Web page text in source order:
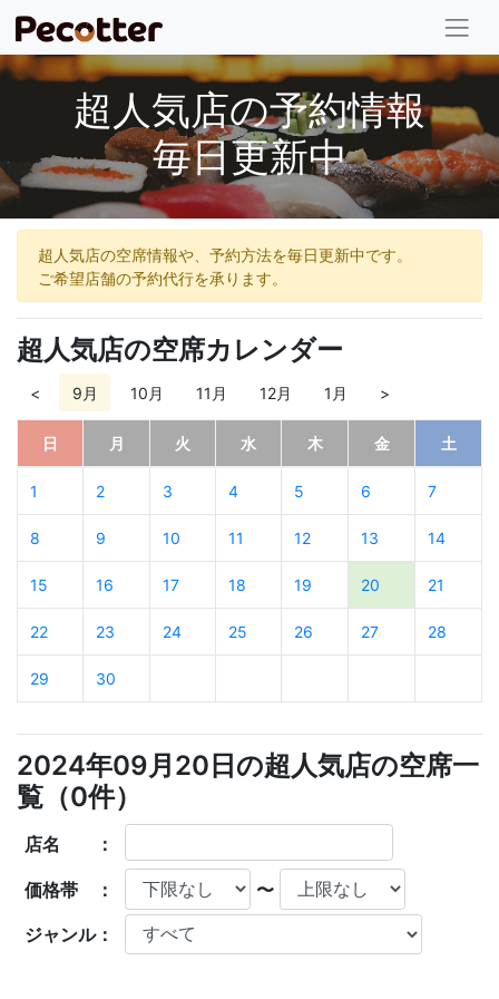
超人気店の予約情報
毎日更新中
超人気店の空席情報や、予約方法を毎日更新中です。
ご希望店舗の予約代行を承ります。
超人気店の空席カレンダー
< 9月 10月 11月 12月 1月 >
日 月 火 水 木 金 土
1 2 3 4 5 6 7
8 9 10 11 12 13 14
15 16 17 18 19 20 21
22 23 24 25 26 27 28
29 30
2024年09月20日の超人気店の空席一
覧（0件）
店名 ：
価格帯 ： 〜
ジャンル：